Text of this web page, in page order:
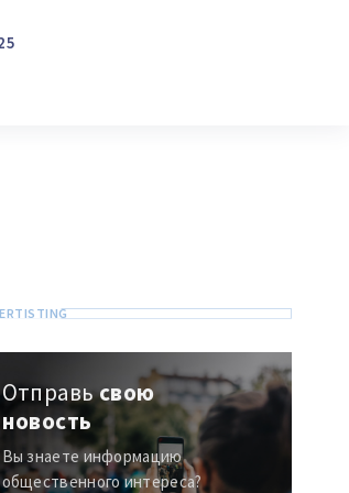
Отправьсвою
новость
Вы знаете информацию
общественного интереса?